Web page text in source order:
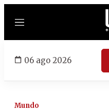
Menú
06 ago 2026
Mundo